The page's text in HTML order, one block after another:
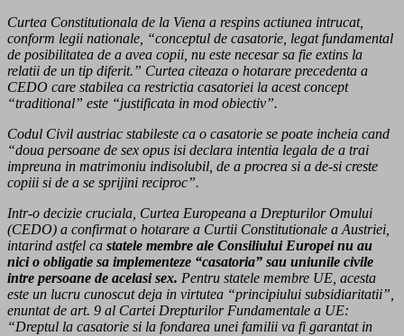
Curtea Constitutionala de la Viena a respins actiunea intrucat,
conform legii nationale, “conceptul de casatorie, legat fundamental
de posibilitatea de a avea copii, nu este necesar sa fie extins la
relatii de un tip diferit.” Curtea citeaza o hotarare precedenta a
CEDO care stabilea ca restrictia casatoriei la acest concept
“traditional” este “justificata in mod obiectiv”.
Codul Civil austriac stabileste ca o casatorie se poate incheia cand
“doua persoane de sex opus isi declara intentia legala de a trai
impreuna in matrimoniu indisolubil, de a procrea si a de-si creste
copiii si de a se sprijini reciproc”.
Intr-o decizie cruciala, Curtea Europeana a Drepturilor Omului
(CEDO) a confirmat o hotarare a Curtii Constitutionale a Austriei,
intarind astfel ca statele membre ale Consiliului Europei nu au
nici o obligatie sa implementeze “casatoria” sau uniunile civile
intre persoane de acelasi sex. Pentru statele membre UE, acesta
este un lucru cunoscut deja in virtutea “principiului subsidiaritatii”,
enuntat de art. 9 al Cartei Drepturilor Fundamentale a UE:
“Dreptul la casatorie si la fondarea unei familii va fi garantat in